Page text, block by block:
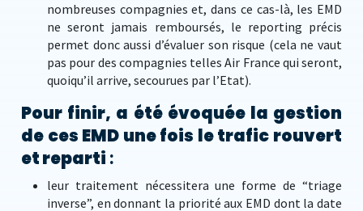
nombreuses compagnies et, dans ce cas-là, les EMD
ne seront jamais remboursés, le reporting précis
permet donc aussi d’évaluer son risque (cela ne vaut
pas pour des compagnies telles Air France qui seront,
quoiqu’il arrive, secourues par l’Etat).
Pour finir, a été évoquée la gestion
de ces EMD une fois le trafic rouvert
et reparti :
leur traitement nécessitera une forme de “triage
inverse”, en donnant la priorité aux EMD dont la date